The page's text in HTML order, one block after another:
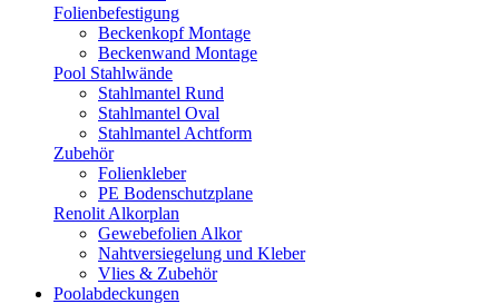
Folienbefestigung
Beckenkopf Montage
Beckenwand Montage
Pool Stahlwände
Stahlmantel Rund
Stahlmantel Oval
Stahlmantel Achtform
Zubehör
Folienkleber
PE Bodenschutzplane
Renolit Alkorplan
Gewebefolien Alkor
Nahtversiegelung und Kleber
Vlies & Zubehör
Poolabdeckungen